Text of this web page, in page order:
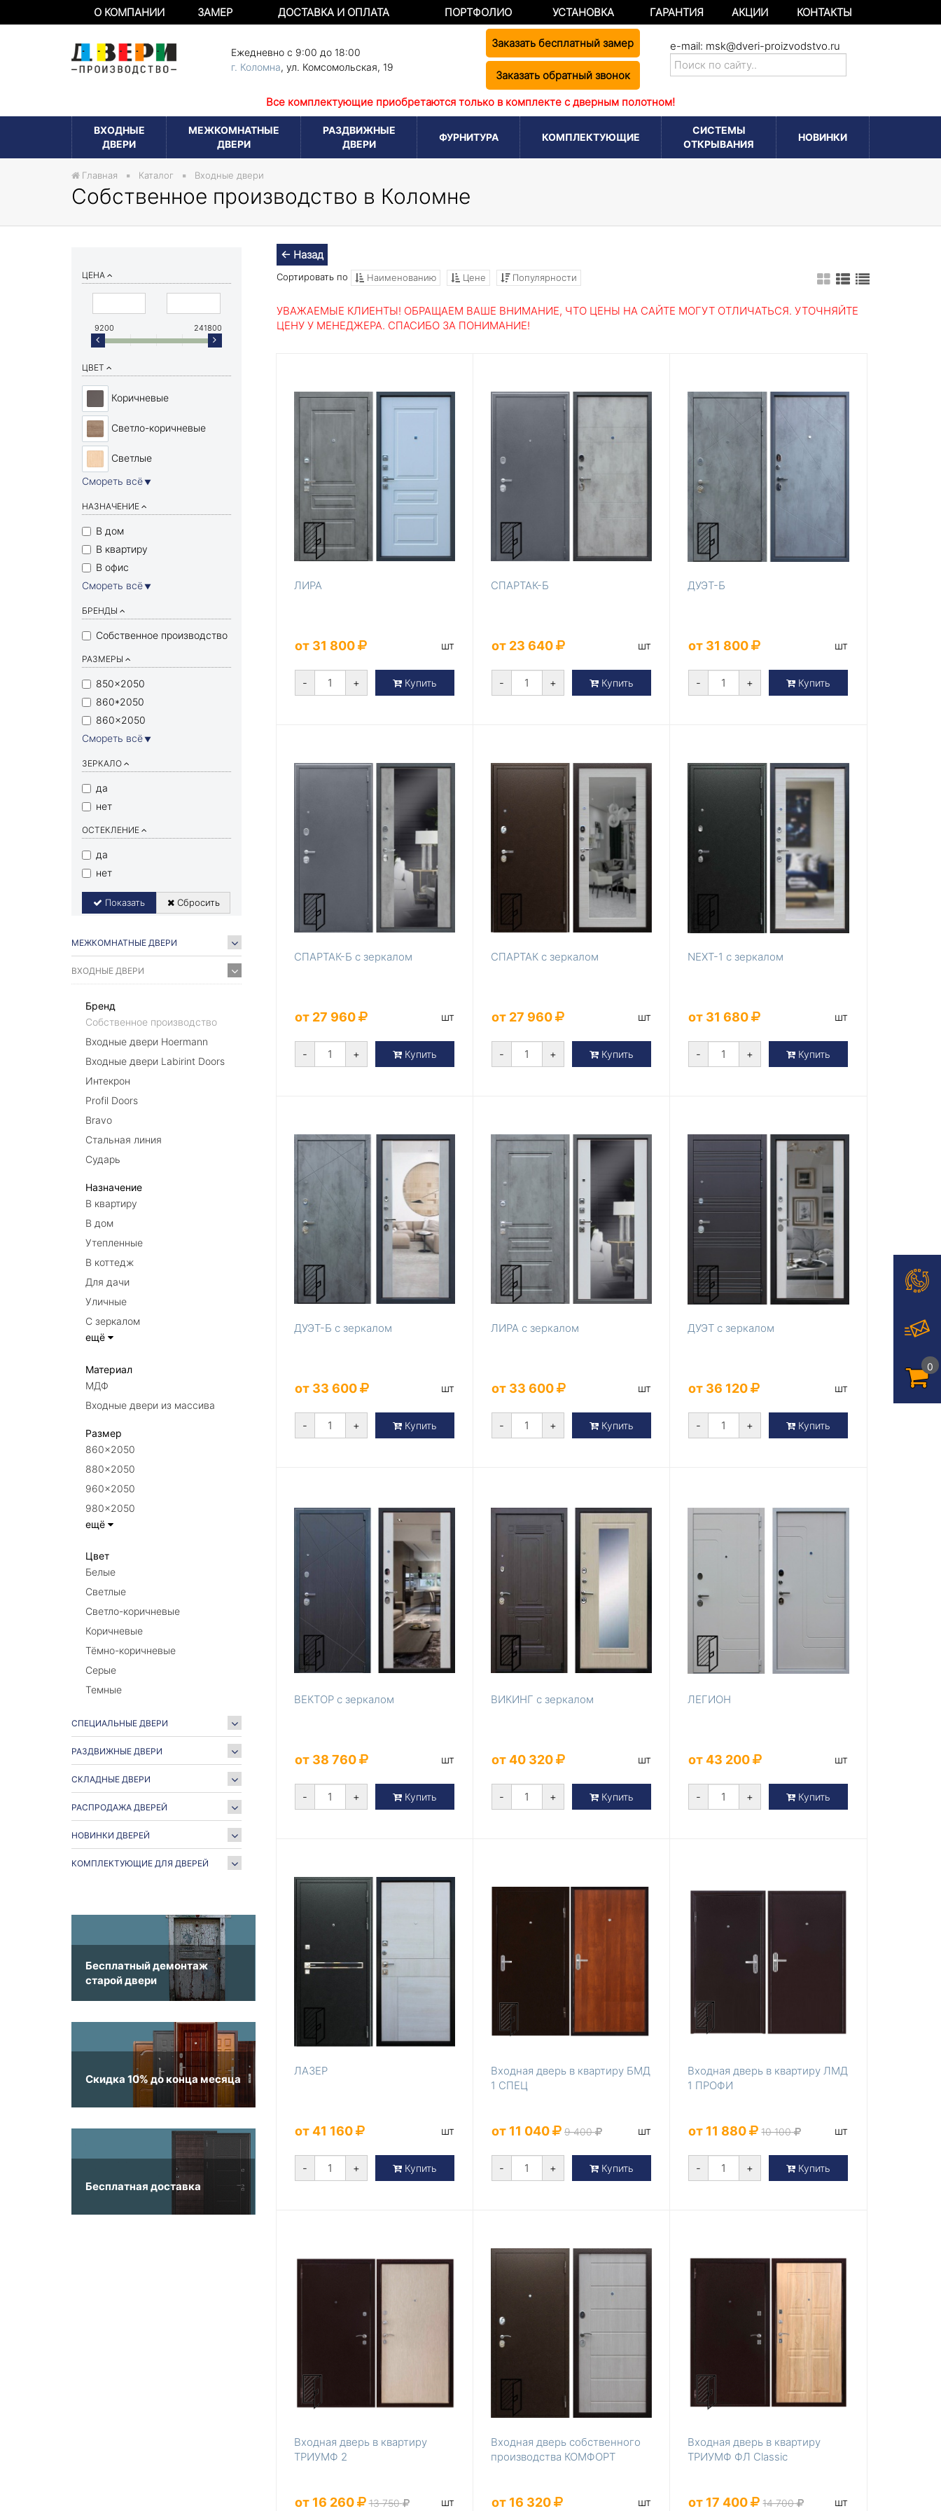
0
О КОМПАНИИ ЗАМЕР ДОСТАВКА И ОПЛАТА ПОРТФОЛИО УСТАНОВКА ГАРАНТИЯ АКЦИИ КОНТАКТЫ
Ежедневно с 9:00 до 18:00
г. Коломна, ул. Комсомольская, 19
Заказать бесплатный замер
Заказать обратный звонок
e-mail: msk@dveri-proizvodstvo.ru
Все комплектующие приобретаются только в комплекте с дверным полотном!
ВХОДНЫЕ
ДВЕРИ
МЕЖКОМНАТНЫЕ
ДВЕРИ
РАЗДВИЖНЫЕ
ДВЕРИ
ФУРНИТУРА КОМПЛЕКТУЮЩИЕ
СИСТЕМЫ
ОТКРЫВАНИЯ
НОВИНКИ
Главная Каталог Входные двери
Собственное производство в Коломне
ЦЕНА
9200 241800
ЦВЕТ
Коричневые
Светло-коричневые
Светлые
Смореть всё▼
НАЗНАЧЕНИЕ
В дом
В квартиру
В офис
Смореть всё▼
БРЕНДЫ
Собственное производство
РАЗМЕРЫ
850×2050
860*2050
860×2050
Смореть всё▼
ЗЕРКАЛО
да
нет
ОСТЕКЛЕНИЕ
да
нет
Показать Сбросить
МЕЖКОМНАТНЫЕ ДВЕРИ
ВХОДНЫЕ ДВЕРИ
Бренд
Собственное производство
Входные двери Hoermann
Входные двери Labirint Doors
Интекрон
Profil Doors
Bravo
Стальная линия
Сударь
Назначение
В квартиру
В дом
Утепленные
В коттедж
Для дачи
Уличные
С зеркалом
ещё
Материал
МДФ
Входные двери из массива
Размер
860×2050
880×2050
960×2050
980×2050
ещё
Цвет
Белые
Светлые
Светло-коричневые
Коричневые
Тёмно-коричневые
Серые
Темные
СПЕЦИАЛЬНЫЕ ДВЕРИ
РАЗДВИЖНЫЕ ДВЕРИ
СКЛАДНЫЕ ДВЕРИ
РАСПРОДАЖА ДВЕРЕЙ
НОВИНКИ ДВЕРЕЙ
КОМПЛЕКТУЮЩИЕ ДЛЯ ДВЕРЕЙ
Бесплатный демонтаж
старой двери
Скидка 10% до конца месяца
Бесплатная доставка
← Назад
Сортировать по Наименованию Цене Популярности
УВАЖАЕМЫЕ КЛИЕНТЫ! ОБРАЩАЕМ ВАШЕ ВНИМАНИЕ, ЧТО ЦЕНЫ НА САЙТЕ МОГУТ ОТЛИЧАТЬСЯ. УТОЧНЯЙТЕ
ЦЕНУ У МЕНЕДЖЕРА. СПАСИБО ЗА ПОНИМАНИЕ!
ЛИРА
от 31 800 шт
- + Купить
СПАРТАК-Б
от 23 640 шт
- + Купить
ДУЭТ-Б
от 31 800 шт
- + Купить
СПАРТАК-Б с зеркалом
от 27 960 шт
- + Купить
СПАРТАК с зеркалом
от 27 960 шт
- + Купить
NEXT-1 с зеркалом
от 31 680 шт
- + Купить
ДУЭТ-Б с зеркалом
от 33 600 шт
- + Купить
ЛИРА с зеркалом
от 33 600 шт
- + Купить
ДУЭТ с зеркалом
от 36 120 шт
- + Купить
ВЕКТОР с зеркалом
от 38 760 шт
- + Купить
ВИКИНГ с зеркалом
от 40 320 шт
- + Купить
ЛЕГИОН
от 43 200 шт
- + Купить
ЛАЗЕР
от 41 160 шт
- + Купить
Входная дверь в квартиру БМД
1 СПЕЦ
от 11 040 9 400 шт
- + Купить
Входная дверь в квартиру ЛМД
1 ПРОФИ
от 11 880 10 100 шт
- + Купить
Входная дверь в квартиру
ТРИУМФ 2
от 16 260 13 750 шт
Входная дверь собственного
производства КОМФОРТ
от 16 320 шт
Входная дверь в квартиру
ТРИУМФ ФЛ Classic
от 17 400 14 700 шт